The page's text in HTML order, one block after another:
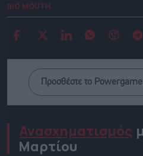
BIG MOUTH
Προσθέστε το
Ανασχηματισμός
Μαρτίου